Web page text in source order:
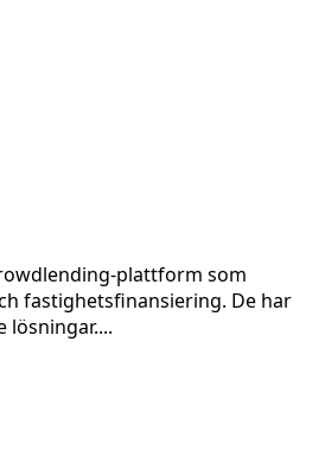
plattform som
fastighetsfinansiering. De har
lösningar....